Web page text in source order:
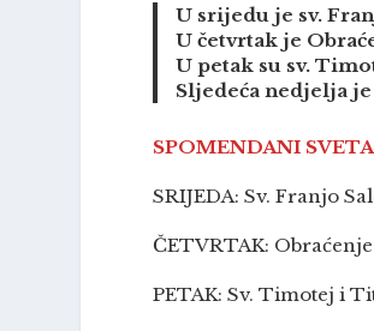
U srijedu je sv.
U četvrtak je
U petak su sv.
Sljedeća nedjelja
SPOMENDANI
SRIJEDA: Sv. Franjo
ČETVRTAK:
PETAK: Sv. Timotej i